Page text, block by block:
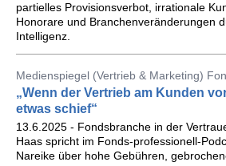
partielles Provisionsverbot, irrationale
Honorare und Branchenveränderungen
Intelligenz.
Medienspiegel (Vertrieb & Marketing)
„Wenn der Vertrieb am Kunden
etwas schief“
13.6.2025 - Fondsbranche in der
Haas spricht im Fonds-professionell-
Nareike über hohe Gebühren,